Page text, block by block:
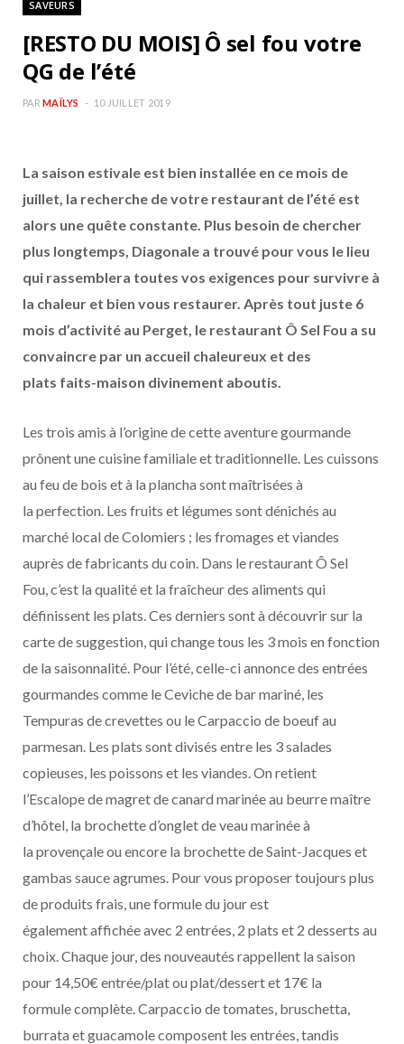
o g
m
SAVEURS
[RESTO DU MOIS] Ô sel fou votre
QG de l’été
PAR MAÏLYS 10 JUILLET 2019
La saison estivale est bien installée en ce mois de
juillet, la recherche de votre restaurant de l’été est
alors une quête constante. Plus besoin de chercher
plus longtemps, Diagonale a trouvé pour vous le lieu
qui rassemblera toutes vos exigences pour survivre à
la chaleur et bien vous restaurer. Après tout juste 6
mois d’activité au Perget, le restaurant Ô Sel Fou a su
convaincre par un accueil chaleureux et des
plats faits-maison divinement aboutis.
Les trois amis à l’origine de cette aventure gourmande
prônent une cuisine familiale et traditionnelle. Les cuissons
au feu de bois et à la plancha sont maîtrisées à
la perfection. Les fruits et légumes sont dénichés au
marché local de Colomiers ; les fromages et viandes
auprès de fabricants du coin. Dans le restaurant Ô Sel
Fou, c’est la qualité et la fraîcheur des aliments qui
définissent les plats. Ces derniers sont à découvrir sur la
carte de suggestion, qui change tous les 3 mois en fonction
de la saisonnalité. Pour l’été, celle-ci annonce des entrées
gourmandes comme le Ceviche de bar mariné, les
Tempuras de crevettes ou le Carpaccio de boeuf au
parmesan. Les plats sont divisés entre les 3 salades
copieuses, les poissons et les viandes. On retient
l’Escalope de magret de canard marinée au beurre maître
d’hôtel, la brochette d’onglet de veau marinée à
la provençale ou encore la brochette de Saint-Jacques et
gambas sauce agrumes. Pour vous proposer toujours plus
de produits frais, une formule du jour est
également affichée avec 2 entrées, 2 plats et 2 desserts au
choix. Chaque jour, des nouveautés rappellent la saison
pour 14,50€ entrée/plat ou plat/dessert et 17€ la
formule complète. Carpaccio de tomates, bruschetta,
burrata et guacamole composent les entrées, tandis